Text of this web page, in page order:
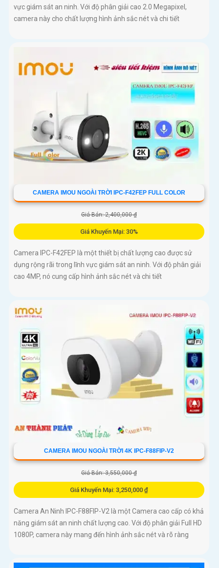
vực giám sát an ninh. Với độ phân giải cao 2.0 Megapixel,
camera này cho chất lượng hình ảnh sắc nét và chi tiết
CAMERA IMOU NGOÀI TRỜI IPC-F42FEP FULL COLOR
Giá Bán: 2,400,000 ₫
Giá Khuyến Mại: 30%
Camera IPC-F42FEP là một thiết bị chất lượng cao được sử
dụng rộng rãi trong lĩnh vực giám sát an ninh. Với độ phân giải
cao 4MP, nó cung cấp hình ảnh sắc nét và chi tiết
CAMERA IMOU NGOÀI TRỜI 4K IPC-F88FIP-V2
Giá Bán: 3,550,000 ₫
Giá Khuyến Mại: 3,250,000 ₫
Camera An Ninh IPC-F88FIP-V2 là một Camera cao cấp có khả
năng giám sát an ninh chất lượng cao. Với độ phân giải Full HD
1080P, camera này mang đến hình ảnh sắc nét và rõ ràng